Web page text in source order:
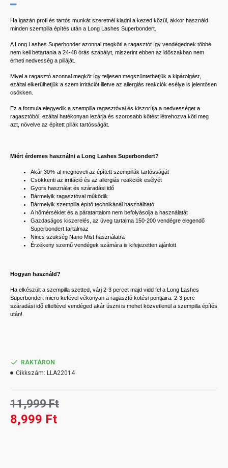
Ha igazán profi és tartós munkát szeretnél kiadni a kezed közül, akkor használd
minden szempilla építés után a Long Lashes Superbondert.
A Long Lashes Superbonder azonnal megköti a ragasztót így vendégednek többé
nem kell betartania a 24-48 órás szabályt, miszerint ebben az időszakban nem
érheti nedvesség a pilláját.
Mivel a ragasztó azonnal megköt így teljesen megszüntethetjük a kipárolgást,
ezáltal elkerülhetjük a szem irritációt illetve az allergiás reakciók esélye is jelentősen
csökken.
Ez a formula elegyedik a szempilla ragasztóval és kiszorítja a nedvességet a
ragasztóból, ezáltal hatékonyan lezárja és szorosabb kötést létrehozva köti meg
azt, növelve az épített pillák tartósságát.
Miért érdemes használni a Long Lashes Superbondert?
Akár 30%-al megnöveli az épített szempillák tartósságát
Csökkenti az irritáció és az allergiás reakciók esélyét
Gyors használat és száradási idő
Bármelyik ragasztóval működik
Bármelyik szempilla építő technikánál használható
A hőmérséklet és a páratartalom nem befolyásolja a használatát
Gazdaságos kiszerelés, az üveg tartalma 150-200 vendégre elegendő
Superbondert tartalmaz
Nincs szükség Nano Mist használatra
Érzékeny szemű vendégek számára is kifejezetten ajánlott
Hogyan használd?
Ha elkészült a szempilla szetted, várj 2-3 percet majd vidd fel a Long Lashes
Superbondert micro kefével vékonyan a ragasztó kötési pontjaira. 2-3 perc
száradási idő elteltével vendéged akár úszni is mehet közvetlenül a szempilla építés
után!
8,999 Ft
11,999 Ft
RAKTÁRON
Cikkszám: LLA22014